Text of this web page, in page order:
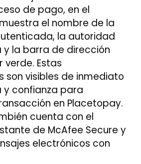
de pago, en el
el nombre de la
la autoridad
la barra de dirección
Estas
visibles de inmediato
confianza para
en Placetopay.
cuenta con el
de McAfee Secure y
electrónicos con